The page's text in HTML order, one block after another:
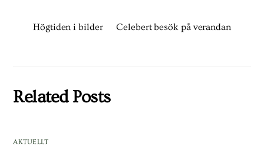
Högtiden i bilder Celebert besök på verandan
Related Posts
AKTUELLT